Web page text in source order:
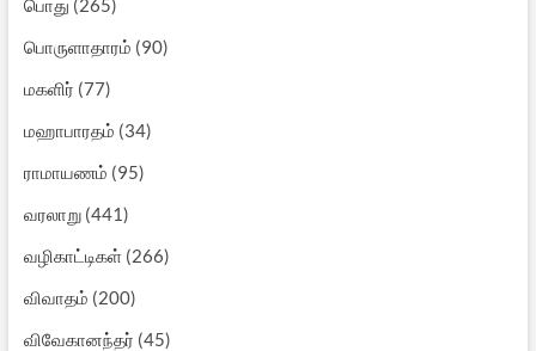
பொது (265)
பொருளாதாரம் (90)
மகளிர் (77)
மஹாபாரதம் (34)
ராமாயணம் (95)
வரலாறு(441)
வழிகாட்டிகள்(266)
விவாதம் (200)
விவேகானந்தர் (45)